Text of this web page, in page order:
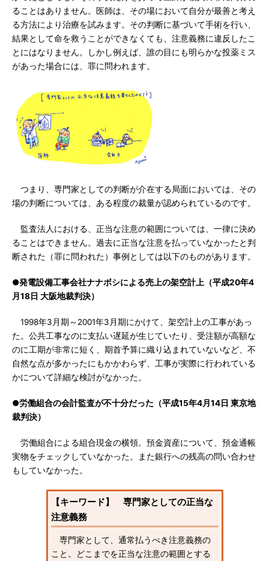
ることはありません。医師は、その場において自分が最善と考え
る方法により治療を試みます。その判断に基づいて手術を行い、
結果として命を救うことができなくても、注意義務に違反したこ
とにはなりません。しかし例えば、誰の目にも明らかな投薬ミス
があった場合には、罪に問われます。
つまり、専門家としての判断が介在する局面においては、その
場の判断については、ある程度の裁量が認められているのです。
監査法人における、正当な注意の範囲については、一律に決め
ることはできません。過去に正当な注意を払っていなかったと判
断された（罪に問われた）事例としては以下のものがあります。
●発電設備工事会社ナナボシによる売上の架空計上（平成20年4
月18日 大阪地裁判決）
1998年3月期～2001年3月期にかけて、架空計上の工事があっ
た。公共工事なのに支払い遅延が生じていたり、受注額が高額な
のに工期が非常に短く、期首予算に織り込まれていないなど、不
自然な点が多かったにもかかわらず、工事が実際に行われている
かについて詳細な検討がなかった。
●労働組合の会計監査が不十分だった（平成15年4月14日 東京地
裁判決）
労働組合による組合現金の横領。預金資産について、預金通帳
実物をチェックしていなかった。また銀行への残高の問い合わせ
もしていなかった。
【キーワード】 専門家としての正当な
注意義務
専門家として、通常払うべき注意義務の
こと。どこまでを正当な注意の範囲とする